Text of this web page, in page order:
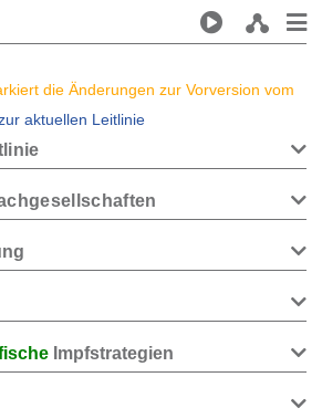
die Änderungen zur Vorversion vom
aktuellen Leitlinie
Impfstrategien